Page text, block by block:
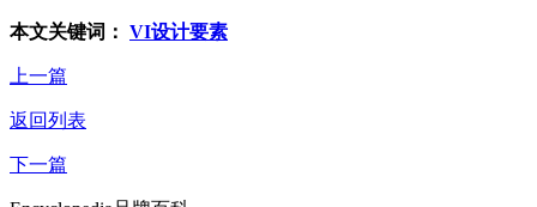
本文关键词： VI设计要素
上一篇
返回列表
下一篇